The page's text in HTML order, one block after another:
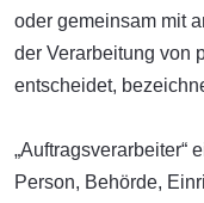
oder gemeinsam mit
der Verarbeitung von
entscheidet,
„Auftragsverarbeiter“
Person, Behörde,